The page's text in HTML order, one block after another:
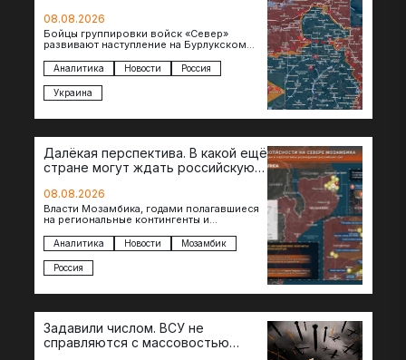
08.08.2026
Бойцы группировки войск «Север»
развивают наступление на Бурлукском
теснят противника сразу на нескольких
участках, создавая угрозу охвата…
Аналитика Новости Россия
Украина
Далёкая перспектива. В какой ещё
стране могут ждать российскую
08.08.2026
Власти Мозамбика, годами полагавшиеся
на региональные контингенты и
обращаются к российской стороне за
консультациями в…
Аналитика Новости Мозамбик
Россия
Задавили числом. ВСУ не
справляются с массовостью